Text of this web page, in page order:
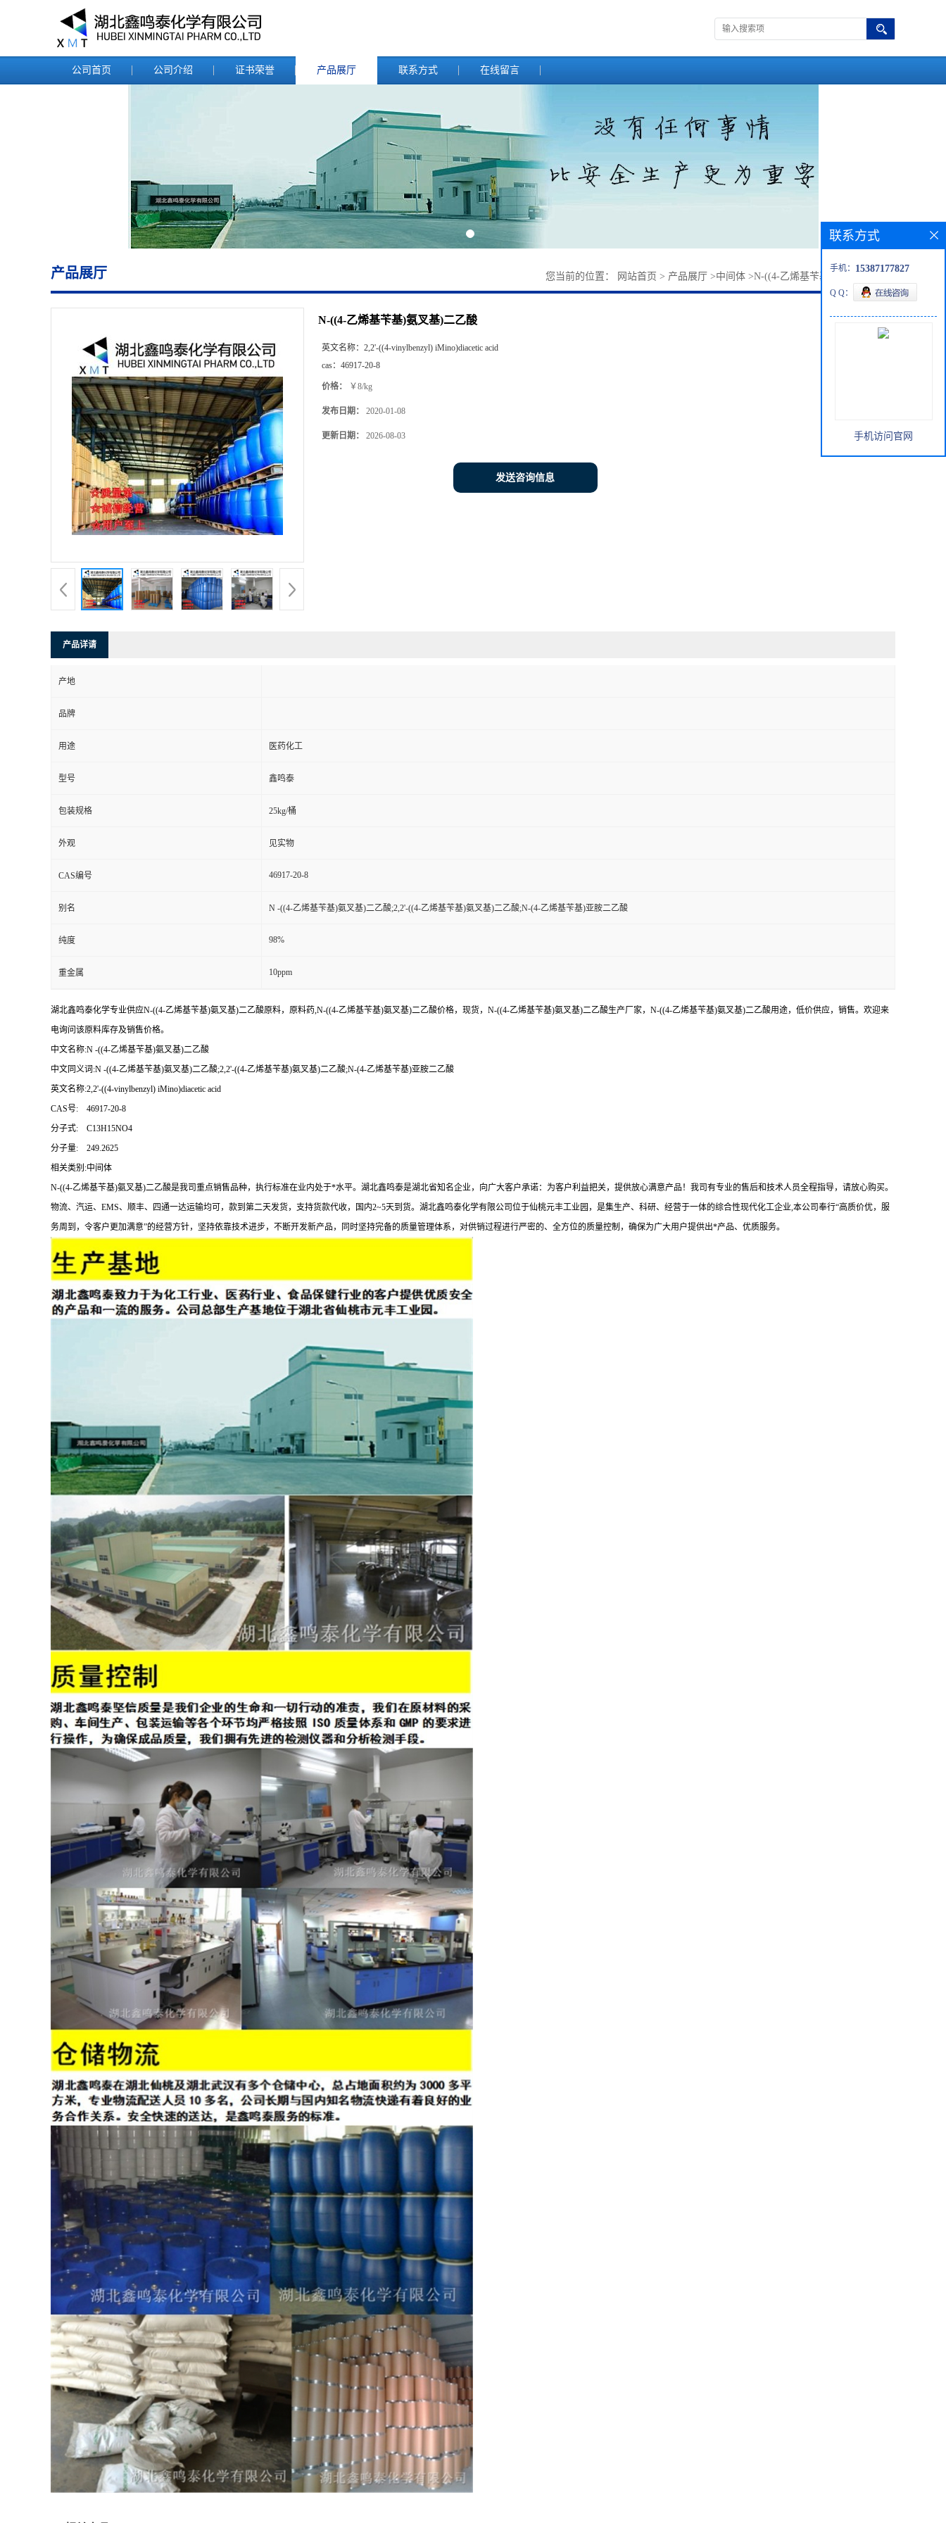
公司首页 公司介绍 证书荣誉 产品展厅 联系方式 在线留言
产品展厅 您当前的位置： 网站首页 > 产品展厅 >中间体 >N-((4-乙烯基苄基)氨叉基)二乙酸
N-((4-乙烯基苄基)氨叉基)二乙酸
英文名称： 2,2'-((4-vinylbenzyl) iMino)diacetic acid
cas： 46917-20-8
价格： ￥8/kg
发布日期： 2020-01-08
更新日期： 2026-08-03
发送咨询信息
产品详请
产地
品牌
用途 医药化工
型号 鑫鸣泰
包装规格 25kg/桶
外观 见实物
CAS编号 46917-20-8
别名 N -((4-乙烯基苄基)氨叉基)二乙酸;2,2'-((4-乙烯基苄基)氨叉基)二乙酸;N-(4-乙烯基苄基)亚胺二乙酸
纯度 98%
重金属 10ppm
湖北鑫鸣泰化学专业供应N-((4-乙烯基苄基)氨叉基)二乙酸原料，原料药,N-((4-乙烯基苄基)氨叉基)二乙酸价格，现货，N-((4-乙烯基苄基)氨叉基)二乙酸生产厂家，N-((4-乙烯基苄基)氨叉基)二乙酸用途，低价供应，销售。欢迎来
电询问该原料库存及销售价格。
中文名称:N -((4-乙烯基苄基)氨叉基)二乙酸
中文同义词:N -((4-乙烯基苄基)氨叉基)二乙酸;2,2'-((4-乙烯基苄基)氨叉基)二乙酸;N-(4-乙烯基苄基)亚胺二乙酸
英文名称:2,2'-((4-vinylbenzyl) iMino)diacetic acid
CAS号: 46917-20-8
分子式: C13H15NO4
分子量: 249.2625
相关类别:中间体
N-((4-乙烯基苄基)氨叉基)二乙酸是我司重点销售品种，执行标准在业内处于*水平。湖北鑫鸣泰是湖北省知名企业，向广大客户承诺：为客户利益把关，提供放心满意产品！我司有专业的售后和技术人员全程指导，请放心购买。
物流、汽运、EMS、顺丰、四通一达运输均可，款到第二天发货，支持货款代收，国内2~5天到货。湖北鑫鸣泰化学有限公司位于仙桃元丰工业园，是集生产、科研、经营于一体的综合性现代化工企业,本公司奉行“高质价优，服
务周到，令客户更加满意”的经营方针，坚持依靠技术进步，不断开发新产品，同时坚持完备的质量管理体系，对供销过程进行严密的、全方位的质量控制，确保为广大用户提供出*产品、优质服务。
联系方式
手机： 15387177827
Q Q：
手机访问官网